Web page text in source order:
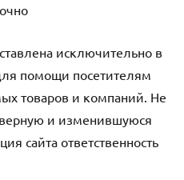
исключительно в
помощи посетителям
товаров и компаний. Не
и изменившуюся
сайта ответственность